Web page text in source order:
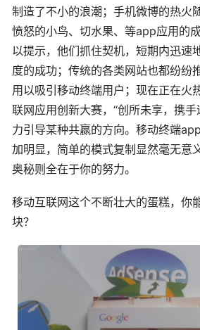
制造了不小的浪潮；手机微博的热火
愤怒的小鸟、切水果、等app应用的
以提示，他们抓住契机，短期内迅速
度的成功；传统的各类网站也都纷纷
用以吸引移动终端用户；现在正在火
联网应用创新大赛，“创所未享，携
力引导某种共赢的方向。移动终端
加明显，简单的模式复制显然毫无意
奥秘则全在于你的努力。
移动互联网这个不断壮大的蛋糕，你
块？